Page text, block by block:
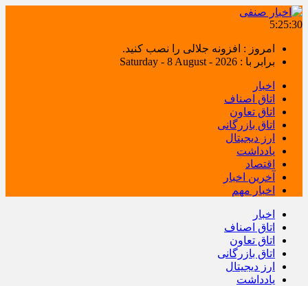
5:25:30
امروز : افزونه جلالی را نصب کنید.
برابر با : Saturday - 8 August - 2026
اخبار
اتاق اصناف
اتاق تعاون
اتاق بازرگانی
ارز دیجیتال
یادداشت
اقتصاد
آخرین اخبار
اخبار مهم
اخبار
اتاق اصناف
اتاق تعاون
اتاق بازرگانی
ارز دیجیتال
یادداشت